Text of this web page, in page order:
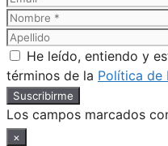
He leído, entiendo y
términos de la Política de
Los campos marcados
×